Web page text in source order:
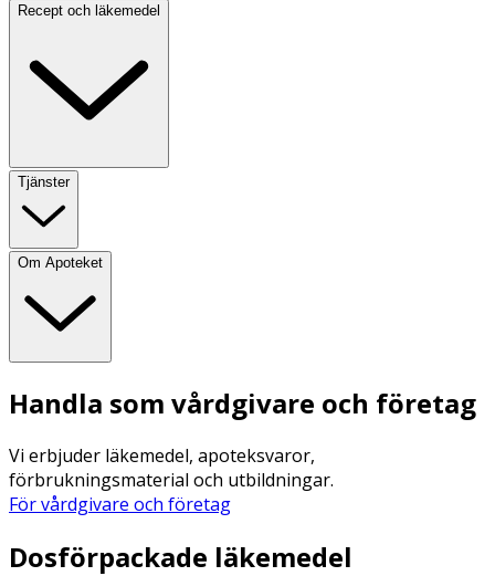
Recept och läkemedel
Tjänster
Om Apoteket
Handla som vårdgivare och företag
Vi erbjuder läkemedel, apoteksvaror,
förbrukningsmaterial och utbildningar.
För vårdgivare och företag
Dosförpackade läkemedel